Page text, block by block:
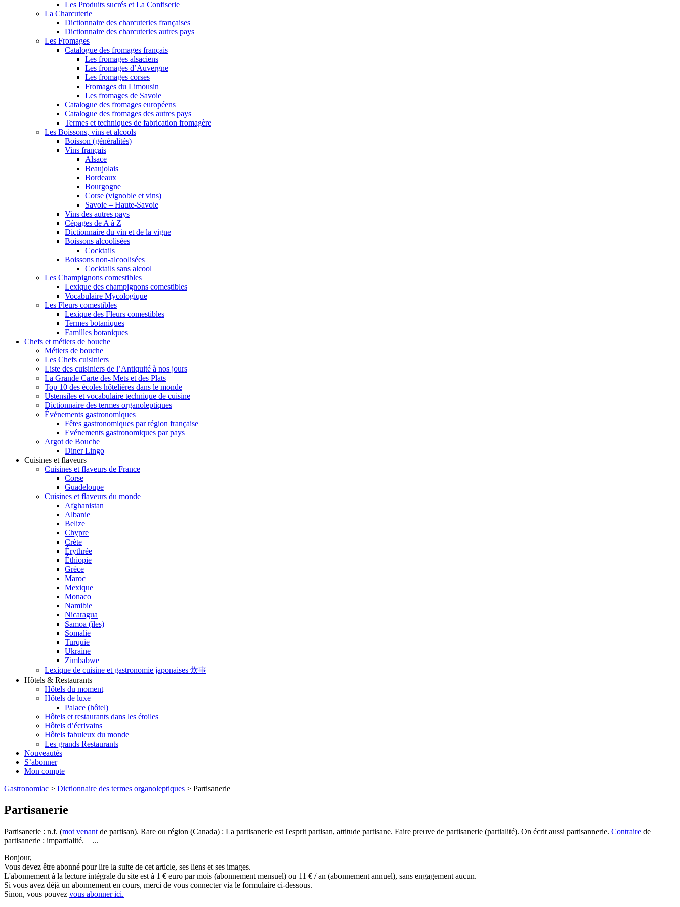
Les Produits sucrés et La Confiserie
La Charcuterie
Dictionnaire des charcuteries françaises
Dictionnaire des charcuteries autres pays
Les Fromages
Catalogue des fromages français
Les fromages alsaciens
Les fromages d’Auvergne
Les fromages corses
Fromages du Limousin
Les fromages de Savoie
Catalogue des fromages européens
Catalogue des fromages des autres pays
Termes et techniques de fabrication fromagère
Les Boissons, vins et alcools
Boisson (généralités)
Vins français
Alsace
Beaujolais
Bordeaux
Bourgogne
Corse (vignoble et vins)
Savoie – Haute-Savoie
Vins des autres pays
Cépages de A à Z
Dictionnaire du vin et de la vigne
Boissons alcoolisées
Cocktails
Boissons non-alcoolisées
Cocktails sans alcool
Les Champignons comestibles
Lexique des champignons comestibles
Vocabulaire Mycologique
Les Fleurs comestibles
Lexique des Fleurs comestibles
Termes botaniques
Familles botaniques
Chefs et métiers de bouche
Métiers de bouche
Les Chefs cuisiniers
Liste des cuisiniers de l’Antiquité à nos jours
La Grande Carte des Mets et des Plats
Top 10 des écoles hôtelières dans le monde
Ustensiles et vocabulaire technique de cuisine
Dictionnaire des termes organoleptiques
Événements gastronomiques
Fêtes gastronomiques par région française
Evénements gastronomiques par pays
Argot de Bouche
Diner Lingo
Cuisines et flaveurs
Cuisines et flaveurs de France
Corse
Guadeloupe
Cuisines et flaveurs du monde
Afghanistan
Albanie
Belize
Chypre
Crète
Érythrée
Éthiopie
Grèce
Maroc
Mexique
Monaco
Namibie
Nicaragua
Samoa (îles)
Somalie
Turquie
Ukraine
Zimbabwe
Lexique de cuisine et gastronomie japonaises 炊事
Hôtels & Restaurants
Hôtels du moment
Hôtels de luxe
Palace (hôtel)
Hôtels et restaurants dans les étoiles
Hôtels d’écrivains
Hôtels fabuleux du monde
Les grands Restaurants
Nouveautés
S’abonner
Mon compte
Gastronomiac > Dictionnaire des termes organoleptiques > Partisanerie
Partisanerie
Partisanerie : n.f. (mot venant de partisan). Rare ou région (Canada) : La partisanerie est l'esprit partisan, attitude partisane. Faire preuve de partisanerie (partialité). On écrit aussi partisannerie. Contraire de
partisanerie : impartialité. ...
Bonjour,
Vous devez être abonné pour lire la suite de cet article, ses liens et ses images.
L'abonnement à la lecture intégrale du site est à 1 € euro par mois (abonnement mensuel) ou 11 € / an (abonnement annuel), sans engagement aucun.
Si vous avez déjà un abonnement en cours, merci de vous connecter via le formulaire ci-dessous.
Sinon, vous pouvez vous abonner ici.